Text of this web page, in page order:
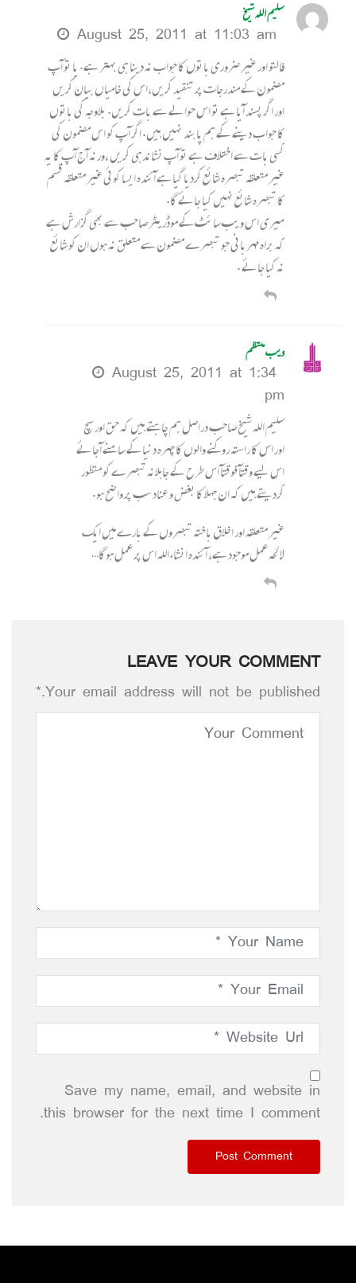
سلیم اللہ شیخ
August 25, 2011 at 11:03 am
فالتو اور غیر ضروری باتوں کا جواب نہ دینا ہی بہتر ہے. یا تو آپ
مضمون کے مندرجات پر تنقید کریں،اس کی خامیاں بیان کریں
اور اگر پسند آیا ہے تو اس حوالے سے بات کریں. بلاوجہ کی باتوں
کا جواب دینے کے ہم پابند نہیں ہیں. اگر آپ کو اس مضمون کی
کسی بات سے اختلاف ہے تو آپ نشاندہی کریں ،ورنہ آج آپ کا یہ
غیر متعلقہ تبصرہ شائع کردیا گیا ہے آئندہ ایسا کوئی غیر متعلقہ قسم
کا تبصرہ شائع نہیں کیا جائے گا.
میری اس ویب سائٹ کے موڈریٹر صاحب سے بھی گزارش ہے
کہ براہ مہربانی جو تبصرے مضمون سے متعلق نہ ہوں ان کو شائع
نہ کیا جائے .
ویب منتظم
August 25, 2011 at 1:34
pm
سلیم اللہ شیخ صاحب دراصل ہم چاہتے ہیں کہ حق اور سچ
اور اس کا راستہ روکنے والوں کا چہرہ دنیا کے سامنے آجائے
اس لیے وقتآ فوقتآ اس طرح کے جاہلانہ تبصرے کو منظور
کردیتے ہیں کہ ان جہلا کا بغض و عناد سب پر واضح ہو.
غیر متعلقہ اور اخلاق باختہ تبصروں کے بارے میں ایک
لائحہ عمل موجود ہے، آئندہ انشاءاللہ اس پر عمل ہوگا…
LEAVE YOUR COMMENT
Your email address will not be published.*
Save my name, email, and website in
this browser for the next time I comment.